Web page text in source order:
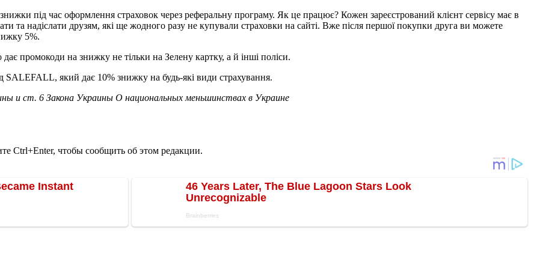
під час оформлення страховок через реферальну програму. Як це працює? Кожен зареєстрований клієнт сервісу має в
та надіслати друзям, які ще жодного разу не купували страховки на сайті. Вже після першої покупки друга ви можете
5%.
промокоди на знижку не тільки на Зелену картку, а й інші поліси.
SALEFALL, який дає 10% знижку на будь-які види страхування.
и ст. 6 Закона Украины О национальных меньшинствах в Украине
Ctrl+Enter, чтобы сообщить об этом редакции.